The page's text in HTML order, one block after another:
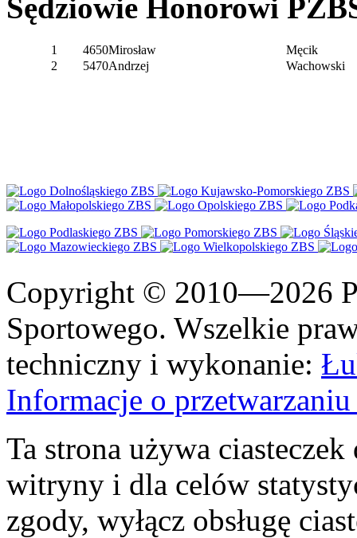
Sędziowie Honorowi
1 4650Mirosław
Męcik
2
5470Andrzej Wachowski
Copyright © 2010—2026
Sportowego. Wszelkie
techniczny i wykonanie:
Informacje o
Ta strona używa
witryny i dla celów
zgody, wyłącz obsługę